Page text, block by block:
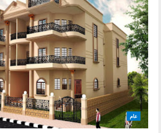
في
كينج
مريوط:
اختيارك
المثالي
لمنزل
أحلامك
عام